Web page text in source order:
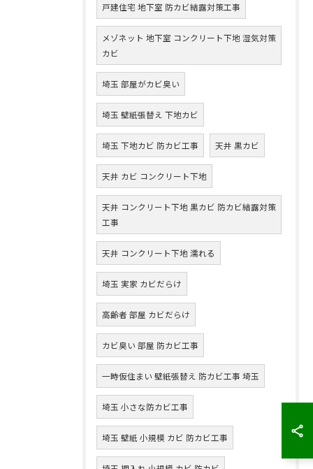
戸建住宅 地下室 防カビ結露対策工事
メゾネット 地下室 コンクリート下地 湿気対策
カビ
埼玉 部屋がカビ臭い
埼玉 壁紙張替え 下地カビ
埼玉 下地カビ 防カビ工事 天井 黒カビ
天井 カビ コンクリート下地
天井 コンクリート下地 黒カビ 防カビ結露対策
工事
天井 コンクリート下地 濡れる
埼玉 実家 カビだらけ
高齢者 部屋 カビだらけ
カビ臭い 部屋 防カビ工事
一時仮住まい 壁紙張替え 防カビ工事 埼玉
埼玉 小さな防カビ工事
埼玉 壁紙 小規模 カビ 防カビ工事